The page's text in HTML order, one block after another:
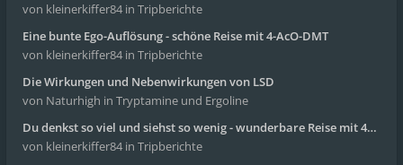
von kleinerkiffer84 in Tripberichte
Eine bunte Ego-Auflösung - schöne Reise mit 4-AcO-DMT
von kleinerkiffer84 in Tripberichte
Die Wirkungen und Nebenwirkungen von LSD
von Naturhigh in Tryptamine und Ergoline
Du denkst so viel und siehst so wenig - wunderbare Reise mit 4g Pilze
von kleinerkiffer84 in Tripberichte